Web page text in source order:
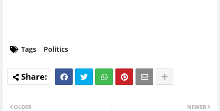
Tags Politics
NEWER
OLDER